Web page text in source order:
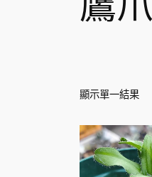
顯示單一結果